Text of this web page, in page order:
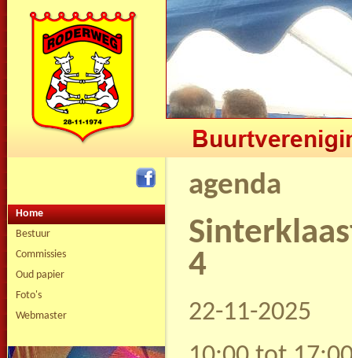
Home
Bestuur
Commissies
Oud papier
Foto's
Webmaster
agenda
4
22-11-2025